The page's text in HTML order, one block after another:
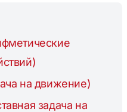
на движение)
задача на